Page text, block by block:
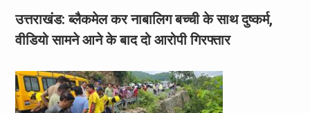
उत्तराखंड: ब्लैकमेल कर नाबालिग बच्ची के साथ दुष्कर्म,
वीडियो सामने आने के बाद दो आरोपी गिरफ्तार